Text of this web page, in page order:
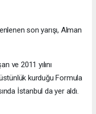
son yarışı, Alman
ve 2011 yılını
kurduğu Formula
İstanbul da yer aldı.